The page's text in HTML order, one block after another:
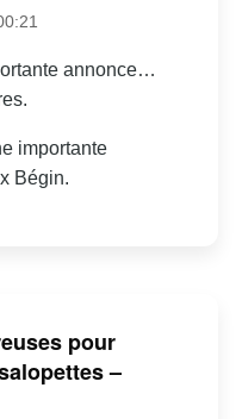
annonce…
importante
Bégin.
pour
–